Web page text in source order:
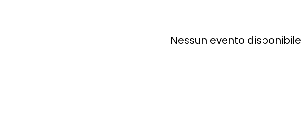
Nessun evento disponibile